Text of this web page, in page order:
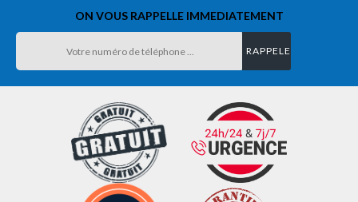
ON VOUS RAPPELLE IMMEDIATEMENT